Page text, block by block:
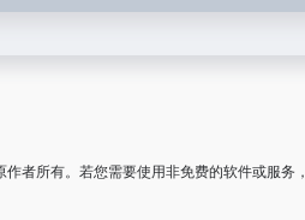
者所有。若您需要使用非免费的软件或服